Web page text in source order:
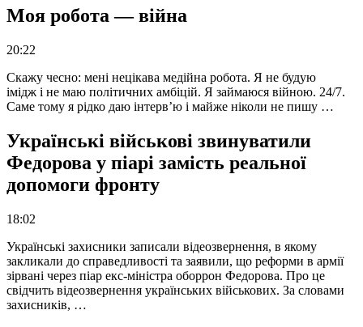
Моя робота — війна
20:22
Скажу чесно: мені нецікава медійна робота. Я не будую
імідж і не маю політичних амбіцій. Я займаюся війною. 24/7.
Саме тому я рідко даю інтерв’ю і майже ніколи не пишу …
Українські військові звинуватили
Федорова у піарі замість реальної
допомоги фронту
18:02
Українські захисники записали відеозвернення, в якому
закликали до справедливості та заявили, що реформи в армії
зірвані через піар екс-міністра оборрон Федорова. Про це
свідчить відеозвернення українських військових. За словами
захисників, …